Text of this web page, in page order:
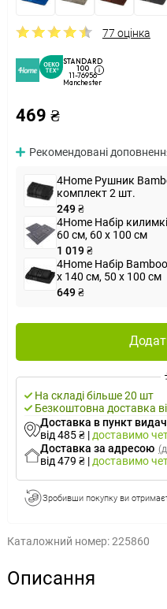
77 оцінка
STANDARD
100
11-76956
Manchester
469 ₴
Рекомендовані
4Home Рушник
комплект 2 шт.
249 ₴
4Home Набір
60 см, 60 x 100 см
1 019 ₴
4Home Набір
x 140 см, 50 x 100 см
649 ₴
На складі більше 20 шт
Безкоштовна доставка
Доставка в пункт
від 485 ₴ |доставимо
Доставка за адресою
від 479 ₴ |доставимо
Зробивши покупку ви
Каталожний номер:225860
Описання